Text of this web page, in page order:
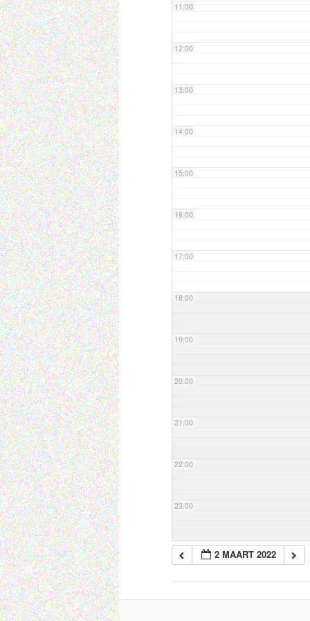
11:00
12:00
13:00
14:00
15:00
16:00
17:00
18:00
19:00
20:00
21:00
22:00
23:00
2 MAART 2022